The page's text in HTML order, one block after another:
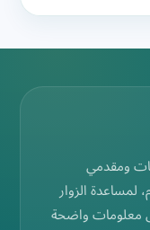
ومقدمي
لمساعدة الزوار
معلومات واضحة